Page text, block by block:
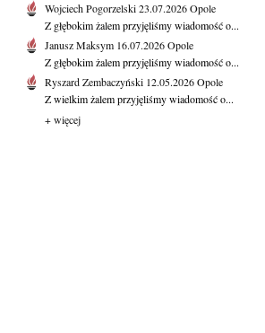
Wojciech Pogorzelski23.07.2026Opole
Z głębokim żalem przyjęliśmy wiadomość o...
Janusz Maksym 16.07.2026Opole
Z głębokim żalem przyjęliśmy wiadomość o...
Ryszard Zembaczyński 12.05.2026Opole
Z wielkim żalem przyjęliśmy wiadomość o...
+ więcej